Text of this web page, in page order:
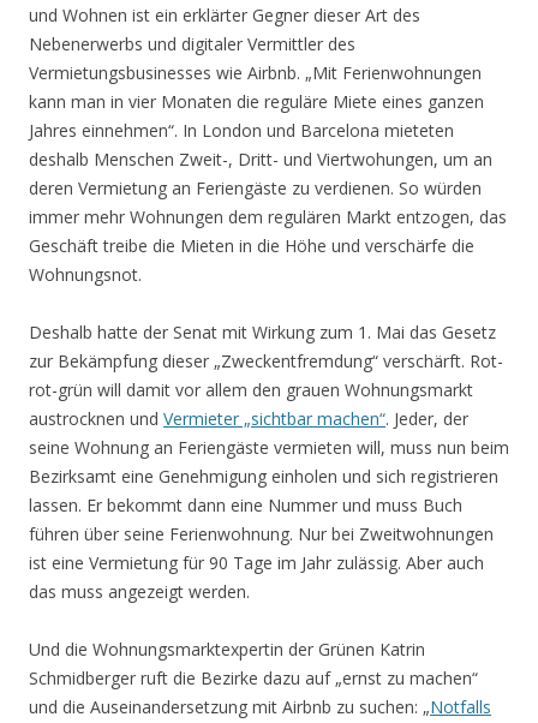
und Wohnen ist ein erklärter Gegner dieser Art des
Nebenerwerbs und digitaler Vermittler des
Vermietungsbusinesses wie Airbnb. „Mit Ferienwohnungen
kann man in vier Monaten die reguläre Miete eines ganzen
Jahres einnehmen“. In London und Barcelona mieteten
deshalb Menschen Zweit-, Dritt- und Viertwohungen, um an
deren Vermietung an Feriengäste zu verdienen. So würden
immer mehr Wohnungen dem regulären Markt entzogen, das
Geschäft treibe die Mieten in die Höhe und verschärfe die
Wohnungsnot.
Deshalb hatte der Senat mit Wirkung zum 1. Mai das Gesetz
zur Bekämpfung dieser „Zweckentfremdung“ verschärft. Rot-
rot-grün will damit vor allem den grauen Wohnungsmarkt
austrocknen und Vermieter „sichtbar machen“. Jeder, der
seine Wohnung an Feriengäste vermieten will, muss nun beim
Bezirksamt eine Genehmigung einholen und sich registrieren
lassen. Er bekommt dann eine Nummer und muss Buch
führen über seine Ferienwohnung. Nur bei Zweitwohnungen
ist eine Vermietung für 90 Tage im Jahr zulässig. Aber auch
das muss angezeigt werden.
Und die Wohnungsmarktexpertin der Grünen Katrin
Schmidberger ruft die Bezirke dazu auf „ernst zu machen“
und die Auseinandersetzung mit Airbnb zu suchen: „Notfalls